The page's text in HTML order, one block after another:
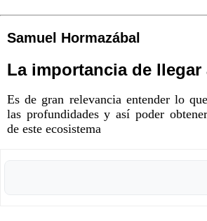
Samuel Hormazábal
La importancia de
Es de gran relevancia entender lo
las profundidades y así poder
de este ecosistema